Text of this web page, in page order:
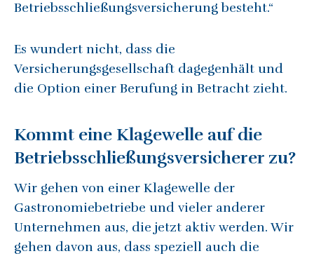
Betriebsschließungsversicherung besteht.“
Es wundert nicht, dass die
Versicherungsgesellschaft dagegenhält und
die Option einer Berufung in Betracht zieht.
Kommt eine Klagewelle auf die
Betriebsschließungsversicherer zu?
Wir gehen von einer Klagewelle der
Gastronomiebetriebe und vieler anderer
Unternehmen aus, die jetzt aktiv werden. Wir
gehen davon aus, dass speziell auch die